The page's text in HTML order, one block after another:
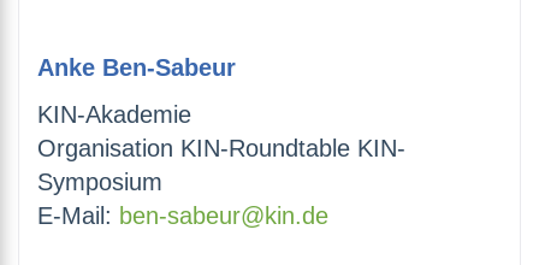
Anke Ben-Sabeur
KIN-Akademie
Organisation KIN-Roundtable KIN-
Symposium
E-Mail: ben-sabeur@kin.de